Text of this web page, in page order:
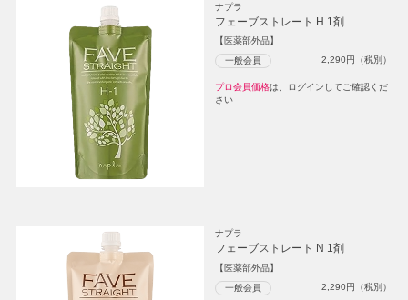
ナプラ
フェーブストレート H 1剤
【医薬部外品】
一般会員 2,290円（税別）
プロ会員価格は、ログインしてご確認くだ
さい
ナプラ
フェーブストレート N 1剤
【医薬部外品】
一般会員 2,290円（税別）